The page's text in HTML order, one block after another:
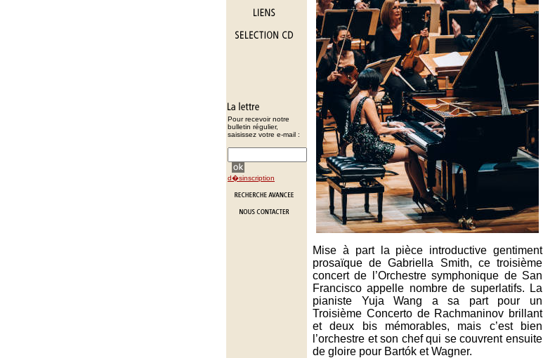
Pour recevoir notre
bulletin régulier,
saisissez votre e-mail :
d�sinscription
Mise à part la pièce introductive gentiment
prosaïque de Gabriella Smith, ce troisième
concert de l’Orchestre symphonique de San
Francisco appelle nombre de superlatifs. La
pianiste Yuja Wang a sa part pour un
Troisième Concerto de Rachmaninov brillant
et deux bis mémorables, mais c’est bien
l’orchestre et son chef qui se couvrent ensuite
de gloire pour Bartók et Wagner.